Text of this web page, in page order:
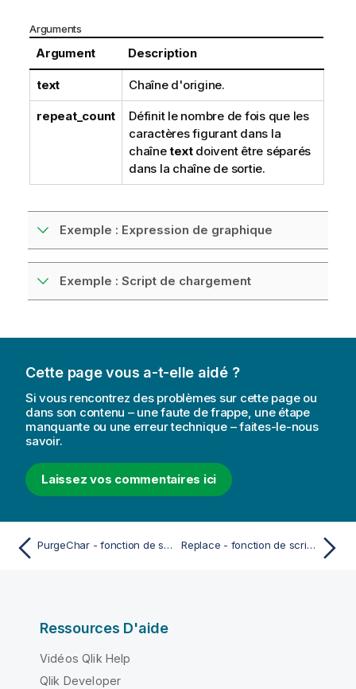
Arguments
Argument Description
text Chaîne d'origine.
repeat_count
Définit le nombre de fois que les
caractères figurant dans la
chaînetextdoivent être séparés
dans la chaîne de sortie.
Exemple : Expression de graphique
Exemple : Script de chargement
Cette page vous a-t-elle aidé ?
Si vous rencontrez des problèmes sur cette page ou
dans son contenu – une faute de frappe, une étape
manquante ou une erreur technique – faites-le-nous
savoir.
Laissez vos commentaires ici
PurgeChar - fonction de script et fonction de graphique Replace - fonction de script et fonction de graphique
Ressources D'aide
Vidéos Qlik Help
Qlik Developer